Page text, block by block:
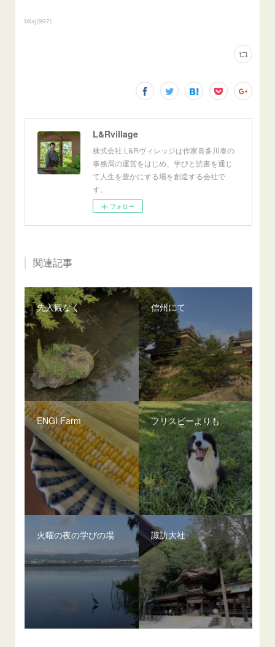
blog(997)
L&Rvillage
株式会社 L&Rヴィレッジは作家喜多川泰の
事務局の運営をはじめ、学びと読書を通じ
て人生を豊かにする場を創造する会社で
す。
フォロー
関連記事
先入観なく 信州にて
ENGI Farm フリスビーよりも
火曜の夜の学びの場 諏訪大社